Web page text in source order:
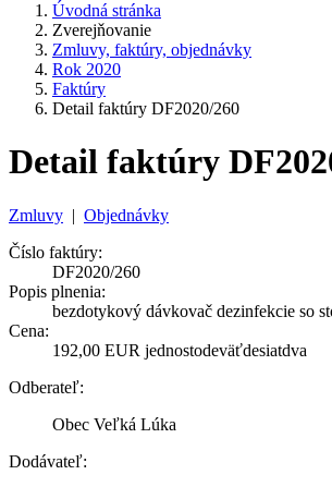
Úvodná stránka
Zverejňovanie
Zmluvy, faktúry, objednávky
Rok 2020
Faktúry
Detail faktúry DF2020/260
Detail faktúry
Zmluvy | Objednávky
Číslo faktúry:
DF2020/260
Popis plnenia:
bezdotykový dávkovač dezinfekcie so
Cena:
192,00 EUR jednostodeväťdesiatdva
Odberateľ:
Obec Veľká Lúka
Dodávateľ: